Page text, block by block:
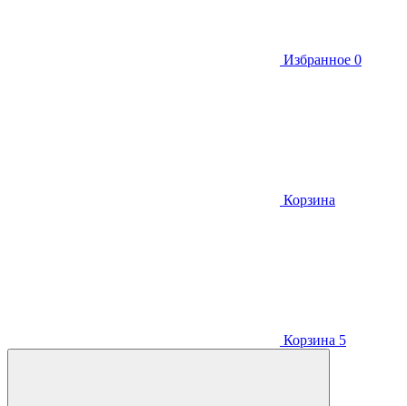
Избранное 0
Корзина
Корзина 5